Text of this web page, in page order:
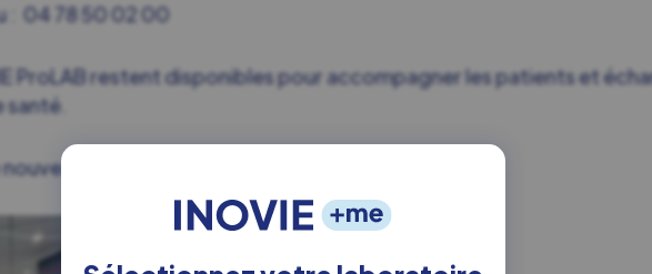
: 04 78 50 02 00
ProLAB restent disponibles pour accompagner les patients et
laboratoire !